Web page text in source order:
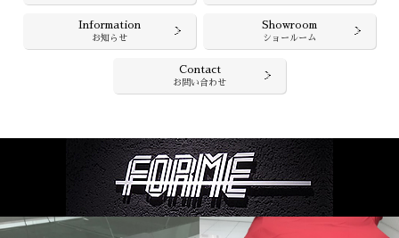
Information
お知らせ
Showroom
ショールーム
Contact
お問い合わせ